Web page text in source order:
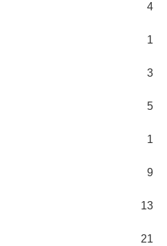
4
1
3
5
1
9
13
21